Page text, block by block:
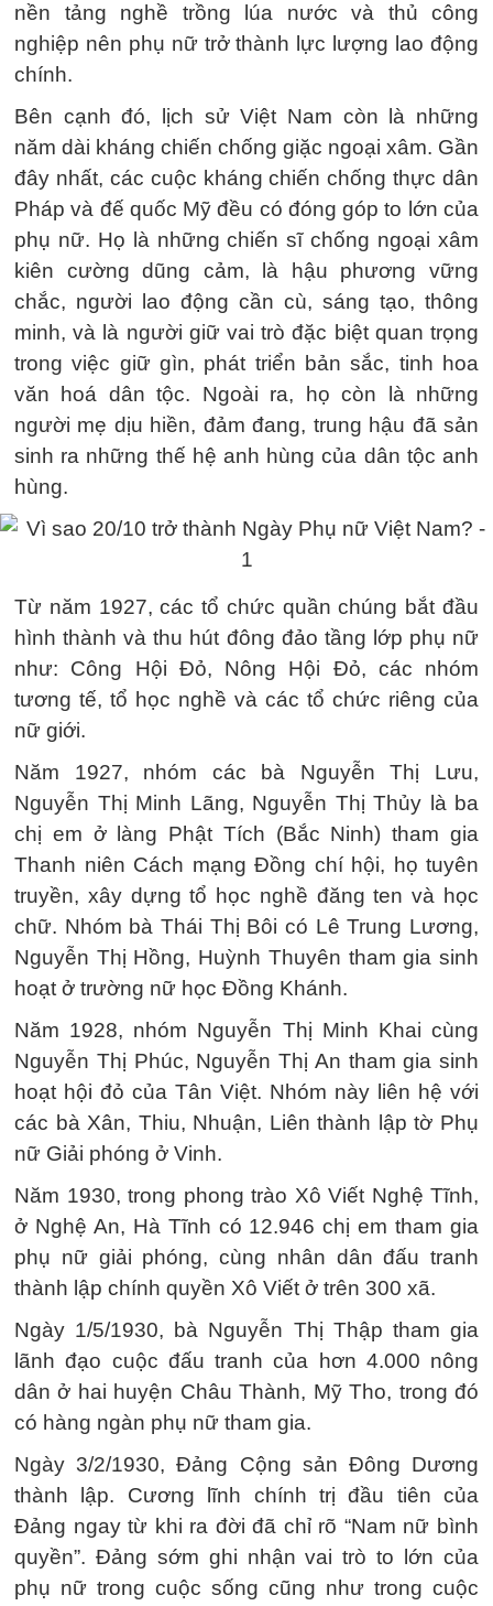
nền tảng nghề trồng lúa nước và thủ công
nghiệp nên phụ nữ trở thành lực lượng lao động
chính.
Bên cạnh đó, lịch sử Việt Nam còn là những
năm dài kháng chiến chống giặc ngoại xâm. Gần
đây nhất, các cuộc kháng chiến chống thực dân
Pháp và đế quốc Mỹ đều có đóng góp to lớn của
phụ nữ. Họ là những chiến sĩ chống ngoại xâm
kiên cường dũng cảm, là hậu phương vững
chắc, người lao động cần cù, sáng tạo, thông
minh, và là người giữ vai trò đặc biệt quan trọng
trong việc giữ gìn, phát triển bản sắc, tinh hoa
văn hoá dân tộc. Ngoài ra, họ còn là những
người mẹ dịu hiền, đảm đang, trung hậu đã sản
sinh ra những thế hệ anh hùng của dân tộc anh
hùng.
Từ năm 1927, các tổ chức quần chúng bắt đầu
hình thành và thu hút đông đảo tầng lớp phụ nữ
như: Công Hội Đỏ, Nông Hội Đỏ, các nhóm
tương tế, tổ học nghề và các tổ chức riêng của
nữ giới.
Năm 1927, nhóm các bà Nguyễn Thị Lưu,
Nguyễn Thị Minh Lãng, Nguyễn Thị Thủy là ba
chị em ở làng Phật Tích (Bắc Ninh) tham gia
Thanh niên Cách mạng Đồng chí hội, họ tuyên
truyền, xây dựng tổ học nghề đăng ten và học
chữ. Nhóm bà Thái Thị Bôi có Lê Trung Lương,
Nguyễn Thị Hồng, Huỳnh Thuyên tham gia sinh
hoạt ở trường nữ học Đồng Khánh.
Năm 1928, nhóm Nguyễn Thị Minh Khai cùng
Nguyễn Thị Phúc, Nguyễn Thị An tham gia sinh
hoạt hội đỏ của Tân Việt. Nhóm này liên hệ với
các bà Xân, Thiu, Nhuận, Liên thành lập tờ Phụ
nữ Giải phóng ở Vinh.
Năm 1930, trong phong trào Xô Viết Nghệ Tĩnh,
ở Nghệ An, Hà Tĩnh có 12.946 chị em tham gia
phụ nữ giải phóng, cùng nhân dân đấu tranh
thành lập chính quyền Xô Viết ở trên 300 xã.
Ngày 1/5/1930, bà Nguyễn Thị Thập tham gia
lãnh đạo cuộc đấu tranh của hơn 4.000 nông
dân ở hai huyện Châu Thành, Mỹ Tho, trong đó
có hàng ngàn phụ nữ tham gia.
Ngày 3/2/1930, Đảng Cộng sản Đông Dương
thành lập. Cương lĩnh chính trị đầu tiên của
Đảng ngay từ khi ra đời đã chỉ rõ “Nam nữ bình
quyền”. Đảng sớm ghi nhận vai trò to lớn của
phụ nữ trong cuộc sống cũng như trong cuộc